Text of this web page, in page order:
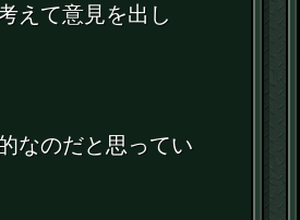
えて意見を出し
なのだと思ってい